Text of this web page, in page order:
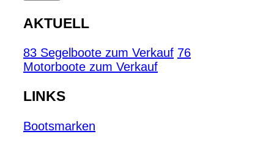
AKTUELL
83 Segelboote zum Verkauf 76
Motorboote zum Verkauf
LINKS
Bootsmarken